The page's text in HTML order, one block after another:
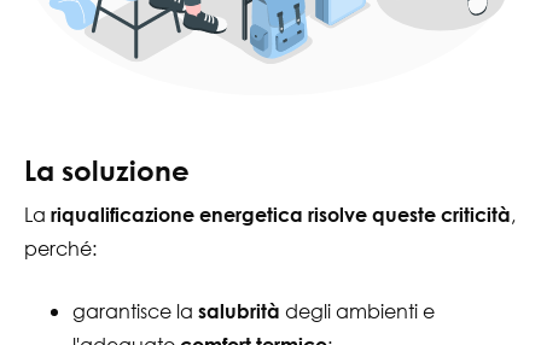
La soluzione
La riqualificazione energetica risolve queste criticità,
perché:
garantisce la salubrità degli ambienti e